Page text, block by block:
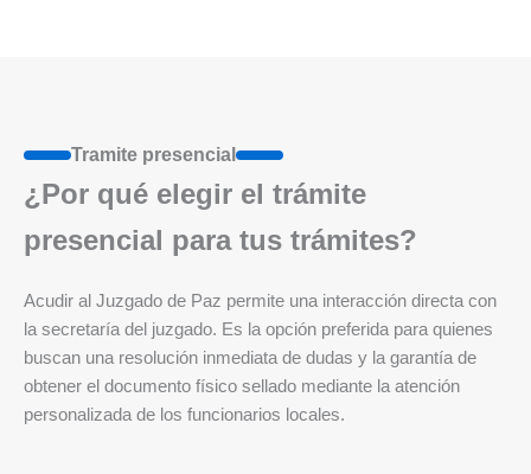
Tramite presencial
¿Por qué elegir el trámite
presencial para tus trámites?
Acudir al Juzgado de Paz permite una interacción directa con
la secretaría del juzgado. Es la opción preferida para quienes
buscan una resolución inmediata de dudas y la garantía de
obtener el documento físico sellado mediante la atención
personalizada de los funcionarios locales.